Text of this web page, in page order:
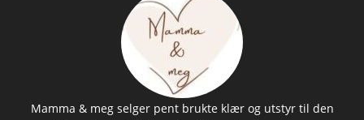
Mamma & meg selger pent brukte klær og utstyr til den